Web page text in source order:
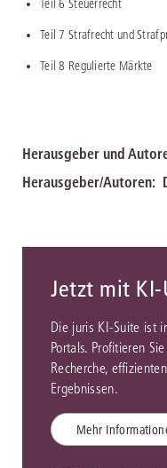
Teil 6 Steuerrecht
Teil 7 Strafrecht und
Teil 8 Regulierte Märkte
Herausgeber und
Herausgeber/Autoren:
Jetzt mit
Die juris KI-Suite ist
Portals. Profitieren
Recherche,
Ergebnissen.
Mehr